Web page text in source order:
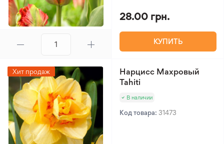
28.00 грн.
КУПИТЬ
Хит продаж
Нарцисс Махровый
Tahiti
В наличии
Код товара: 31473